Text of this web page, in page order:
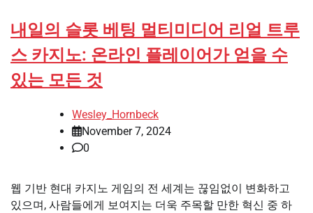
내일의 슬롯 베팅 멀티미디어 리얼 트루
스 카지노: 온라인 플레이어가 얻을 수
있는 모든 것
Wesley_Hornbeck
November 7, 2024
0
웹 기반 현대 카지노 게임의 전 세계는 끊임없이 변화하고
있으며, 사람들에게 보여지는 더욱 주목할 만한 혁신 중 하